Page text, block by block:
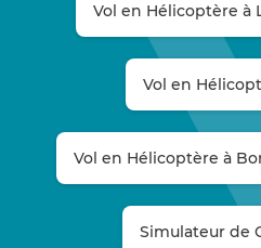
Vol en Hélicoptère à
Vol en
Vol en Hélicoptère à
Simulateur de